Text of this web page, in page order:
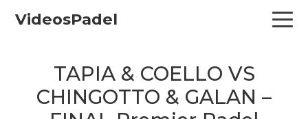
VideosPadel
TAPIA & COELLO VS
CHINGOTTO & GALAN –